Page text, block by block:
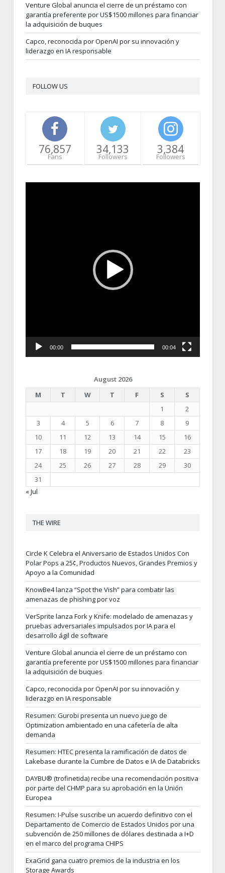
Venture Global anuncia el cierre de un préstamo con
garantía preferente por US$1500 millones para financiar
la adquisición de buques
Capco, reconocida por OpenAI por su innovación y
liderazgo en IA responsable
FOLLOW US
76,857
Fans
34,133
Followers
3,384
Followers
00:00 00:04
August 2026
M
T W T F S
S
1
2
3
4 5 6 7 8
9
10
11 12 13 14 15
16
17
18 19 20 21 22
23
24
25 26 27 28 29
30
31
« Jul
THE WIRE
Circle K Celebra el Aniversario de Estados Unidos Con
Polar Pops a 25¢, Productos Nuevos, Grandes Premios y
Apoyo a la Comunidad
KnowBe4 lanza “Spot the Vish” para combatir las
amenazas de phishing por voz
VerSprite lanza Fork y Knife: modelado de amenazas y
pruebas adversariales impulsados por IA para el
desarrollo ágil de software
Venture Global anuncia el cierre de un préstamo con
garantía preferente por US$1500 millones para financiar
la adquisición de buques
Capco, reconocida por OpenAI por su innovación y
liderazgo en IA responsable
Resumen: Gurobi presenta un nuevo juego de
Optimization ambientado en una cafetería de alta
demanda
Resumen: HTEC presenta la ramificación de datos de
Lakebase durante la Cumbre de Datos e IA de Databricks
DAYBU® (trofinetida) recibe una recomendación positiva
por parte del CHMP para su aprobación en la Unión
Europea
Resumen: I-Pulse suscribe un acuerdo definitivo con el
Departamento de Comercio de Estados Unidos por una
subvención de 250 millones de dólares destinada a I+D
en el marco del programa CHIPS
ExaGrid gana cuatro premios de la industria en los
Storage Awards